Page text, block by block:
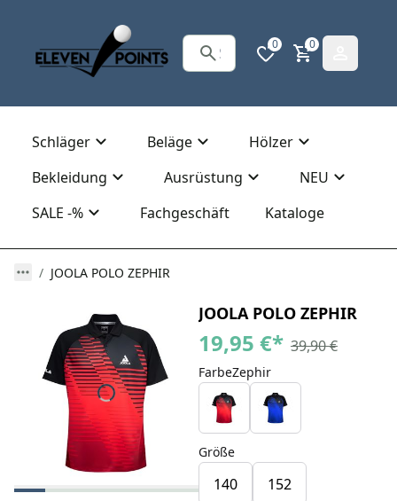
0 0
Schläger Beläge
Hölzer
Bekleidung
Ausrüstung
NEU
SALE -%
Fachgeschäft Kataloge
JOOLA POLO ZEPHIR
JOOLA POLO ZEPHIR
19,95 €* 39,90 €
FarbeZephir
Größe
140 152